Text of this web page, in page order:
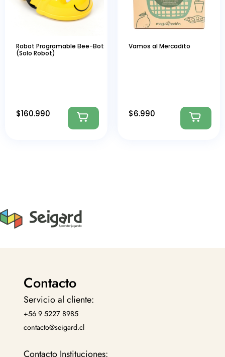
Robot Programable Bee-Bot
(Solo Robot)
$160.990
Vamos al Mercadito
$6.990
Contacto
Servicio al cliente:
+56 9 5227 8985
contacto@seigard.cl
Contacto Instituciones: